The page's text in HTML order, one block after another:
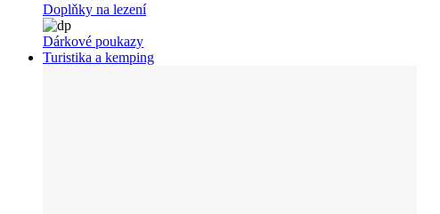
Doplňky na lezení
Dárkové poukazy
Turistika a kemping